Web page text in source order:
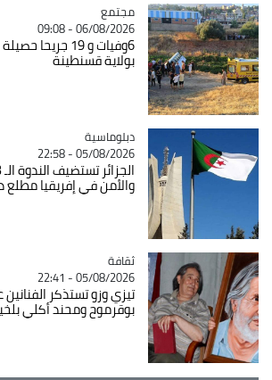
Catégorie
مجتمع
06/08/2026 - 09:08
6وفيات و 19 جريحا
بولاية قسنطينة
Catégorie
دبلوماسية
05/08/2026 - 22:58
والأمن في إفريقيا مطلع
Catégorie
ثقافة
05/08/2026 - 22:41
تيزي وزو تستذكر الفنانين
بوقرموح ومحند أكلي بلخير